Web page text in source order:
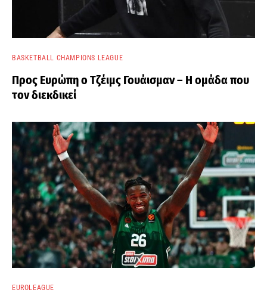
BASKETBALL CHAMPIONS LEAGUE
Προς Ευρώπη ο Τζέιμς Γουάισμαν – Η ομάδα που
τον διεκδικεί
EUROLEAGUE